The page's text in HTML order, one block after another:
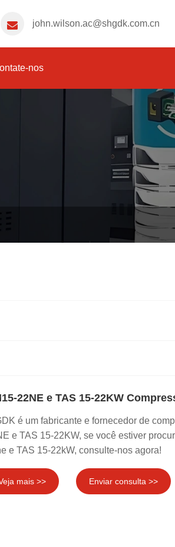
john.wilson.ac@shgdk.com.cn
nos
22NE e TAS 15-22KW
é um fabricante e fornecedor de
e TAS 15-22KW, se você estiver
e TAS 15-22kW, consulte-nos agora!
mais >> Enviar consulta >>